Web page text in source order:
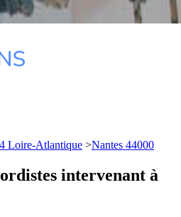
Loire-Atlantique >Nantes 44000
intervenant à